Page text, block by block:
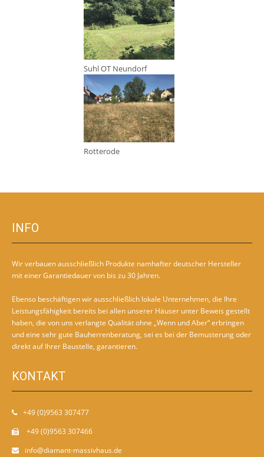
Suhl OT Neundorf
Rotterode
INFO
Wir verbauen ausschließlich Produkte namhafter deutscher Hersteller
mit einer Garantiedauer von bis zu 30 Jahren.
Ebenso beschäftigen wir ausschließlich lokale Unternehmen, die Ihre
Leistungsfähigkeit bereits bei allen unserer Häuser unter Beweis gestellt
haben, die von uns verlangte Qualität ohne „Wenn und Aber“ erbringen
und eine sehr gute Bauherrenberatung, sei es bei der Bemusterung oder
direkt auf Ihrer Baustelle, garantieren.
KONTAKT
+49 (0)9563 307477
+49 (0)9563 307466
info@diamant-massivhaus.de